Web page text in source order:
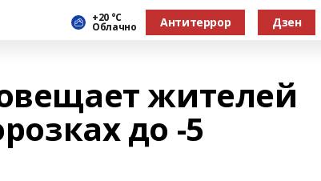
+20 °С
Облачно Антитеррор Дзен
жителей
до -5